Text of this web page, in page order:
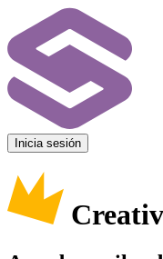
Inicia sesión